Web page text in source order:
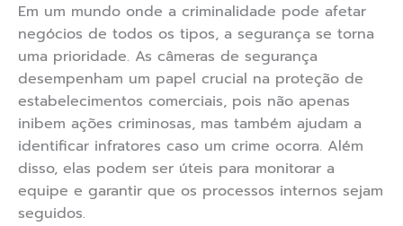
Em um mundo onde a criminalidade pode afetar
negócios de todos os tipos, a segurança se torna
uma prioridade. As câmeras de segurança
desempenham um papel crucial na proteção de
estabelecimentos comerciais, pois não apenas
inibem ações criminosas, mas também ajudam a
identificar infratores caso um crime ocorra. Além
disso, elas podem ser úteis para monitorar a
equipe e garantir que os processos internos sejam
seguidos.